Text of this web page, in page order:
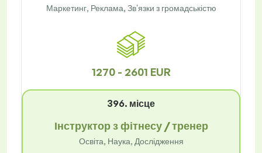
Маркетинг, Реклама, Зв'язки з громадськістю
1270 - 2601 EUR
396. місце
Інструктор з фітнесу / тренер
Освіта, Наука, Дослідження